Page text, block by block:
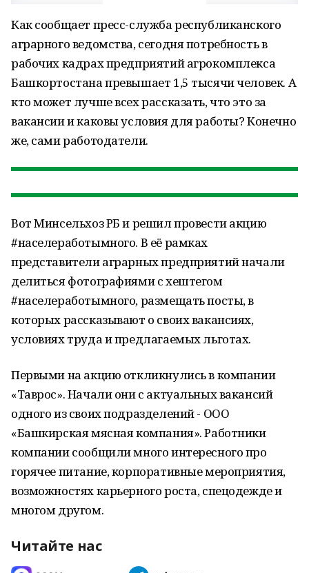
Как сообщает пресс-служба республиканского
аграрного ведомства, сегодня потребность в
рабочих кадрах предприятий агрокомплекса
Башкортостана превышает 1,5 тысячи человек. А
кто может лучше всех рассказать, что это за
вакансии и каковы условия для работы? Конечно
же, сами работодатели.
Вот Минсельхоз РБ и решил провести акцию
#населеработымного. В её рамках
представители аграрных предприятий начали
делиться фотографиями с хештегом
#населеработымного, размещать посты, в
которых рассказывают о своих вакансиях,
условиях труда и предлагаемых льготах.
Первыми на акцию откликнулись в компании
«Таврос». Начали они с актуальных вакансий
одного из своих подразделений - ООО
«Башкирская мясная компания». Работники
компании сообщили много интересного про
горячее питание, корпоративные мероприятия,
возможностях карьерного роста, спецодежде и
многом другом.
Читайте нас